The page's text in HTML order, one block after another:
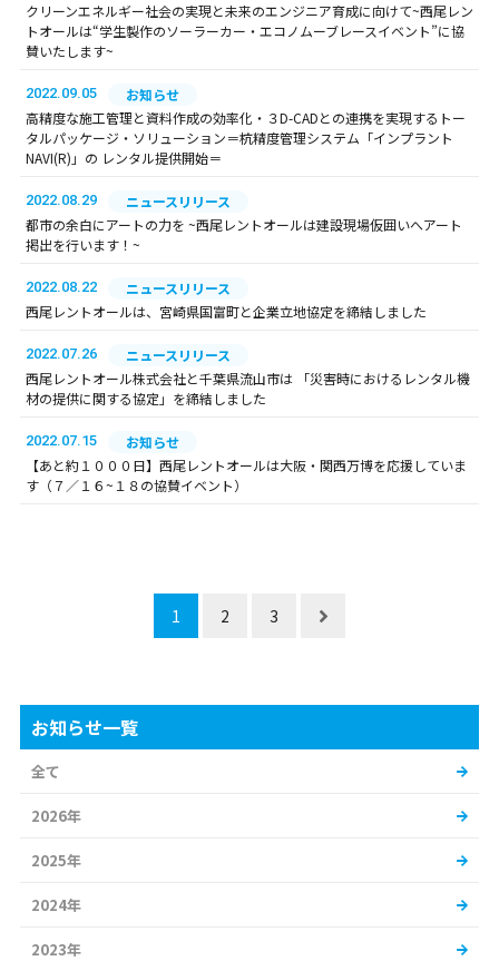
クリーンエネルギー社会の実現と未来のエンジニア育成に向けて~西尾レン
トオールは“学生製作のソーラーカー・エコノムーブレースイベント”に協
賛いたします~
2022.09.05
お知らせ
高精度な施工管理と資料作成の効率化・３D-CADとの連携を実現するトー
タルパッケージ・ソリューション＝杭精度管理システム「インプラント
NAVI(R)」の レンタル提供開始＝
2022.08.29
ニュースリリース
都市の余白にアートの力を ~西尾レントオールは建設現場仮囲いへアート
掲出を行います！~
2022.08.22
ニュースリリース
西尾レントオールは、宮崎県国富町と企業立地協定を締結しました
2022.07.26
ニュースリリース
西尾レントオール株式会社と千葉県流山市は 「災害時におけるレンタル機
材の提供に関する協定」を締結しました
2022.07.15
お知らせ
【あと約１０００日】西尾レントオールは大阪・関西万博を応援していま
す（７／１６~１８の協賛イベント）
1 2 3
お知らせ一覧
全て
2026年
2025年
2024年
2023年